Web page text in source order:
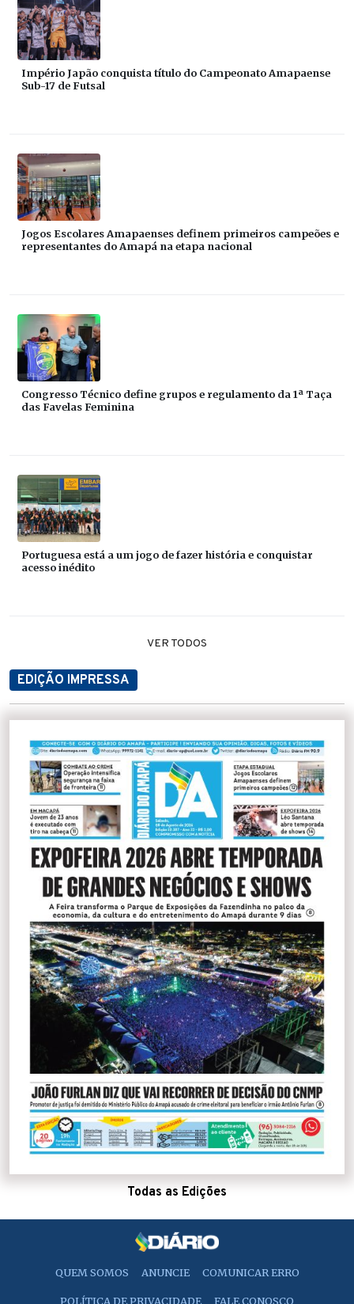
Império Japão conquista título do Campeonato Amapaense
Sub-17 de Futsal
Jogos Escolares Amapaenses definem primeiros campeões e
representantes do Amapá na etapa nacional
Congresso Técnico define grupos e regulamento da 1ª Taça
das Favelas Feminina
Portuguesa está a um jogo de fazer história e conquistar
acesso inédito
VER TODOS
EDIÇÃO IMPRESSA
Todas as Edições
QUEM SOMOS ANUNCIE COMUNICAR ERRO
POLÍTICA DE PRIVACIDADE FALE CONOSCO